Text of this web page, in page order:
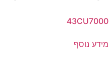
43CU7000
מידע נוסף